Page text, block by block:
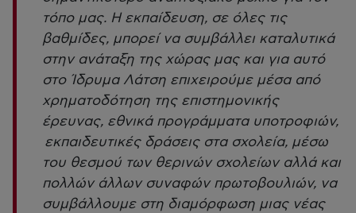
τόπο μας. Η εκπαίδευση, σε όλες τις
βαθμίδες, μπορεί να συμβάλλει καταλυτικά
στην ανάταξη της χώρας μας και για αυτό
στο Ίδρυμα Λάτση επιχειρούμε μέσα από
χρηματοδότηση της επιστημονικής
έρευνας, εθνικά προγράμματα υποτροφιών,
εκπαιδευτικές δράσεις στα σχολεία, μέσω
του θεσμού των θερινών σχολείων αλλά και
πολλών άλλων συναφών πρωτοβουλιών, να
συμβάλλουμε στη διαμόρφωση μιας νέας